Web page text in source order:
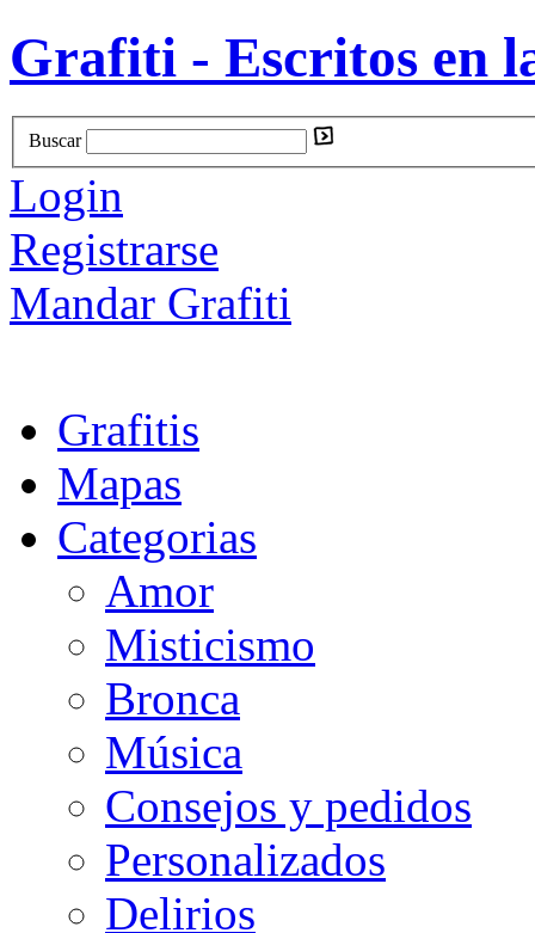
Grafiti - Escritos en
Buscar
Login
Registrarse
Mandar Grafiti
Grafitis
Mapas
Categorias
Amor
Misticismo
Bronca
Música
Consejos y pedidos
Personalizados
Delirios